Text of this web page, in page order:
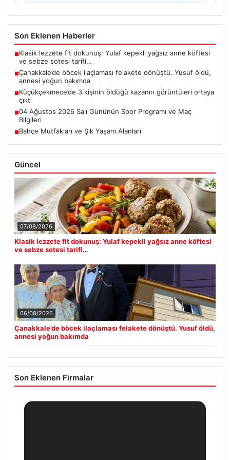
Son Eklenen Haberler
■Klasik lezzete fit dokunuş: Yulaf kepekli yağsız anne köftesi
ve sebze sotesi tarifi…
■Çanakkale’de böcek ilaçlaması felakete dönüştü. Yusuf öldü,
annesi yoğun bakımda
■Küçükçekmece’de 3 kişinin öldüğü kazanın görüntüleri ortaya
çıktı
■04 Ağustos 2026 Salı Gününün Spor Programı ve Maç
Bilgileri
■Bahçe Mutfakları ve Şık Yaşam Alanları
Güncel
07/08/2026
Klasik lezzete fit dokunuş: Yulaf kepekli yağsız anne köftesi
ve sebze sotesi tarifi…
06/08/2026
Çanakkale’de böcek ilaçlaması felakete dönüştü. Yusuf öldü,
annesi yoğun bakımda
Son Eklenen Firmalar